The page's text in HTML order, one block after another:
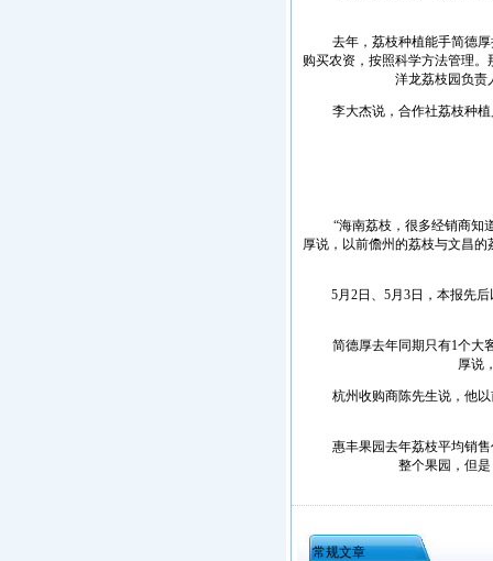
去年，荔枝种植能手简德厚
购买农资，按照科学方法管理
洋龙荔枝园负责
李大杰说，合作社荔枝种植
“海南荔枝，很多经销商知道
厚说，以前儋州的荔枝与文昌
5月2日、5月3日，本报先后
简德厚去年同期只有1个大客
厚说
杭州收购商陈先生说，他以
惠丰果园去年荔枝平均销售
整个果园，但
常规文章